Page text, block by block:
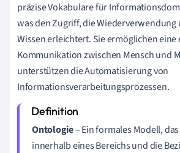
präzise Vokabulare für
was den Zugriff, die Wiederverwendung
Wissen erleichtert. Sie ermöglichen eine
Kommunikation zwischen Mensch und
unterstützen die Automatisierung von
Informationsverarbeitungsprozessen.
Ontologie– Ein formales Modell,
innerhalb eines Bereichs und die